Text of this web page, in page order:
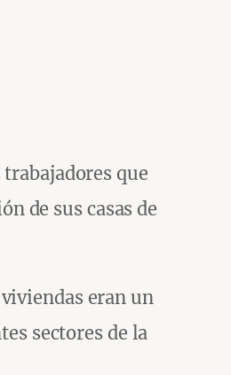
que
de sus casas de
eran un
sectores de la